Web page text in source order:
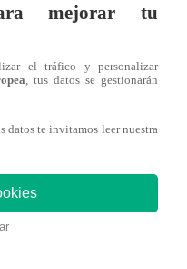
dentro de
puede
mejorar tu
el tráfico y personalizar
, tus datos se gestionarán
datos te invitamos leer nuestra